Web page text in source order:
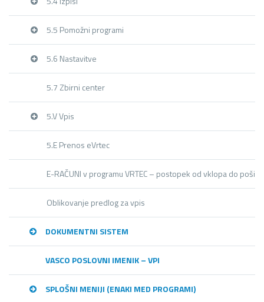
5.5 Pomožni programi
5.6 Nastavitve
5.7 Zbirni center
5.V Vpis
5.E Prenos eVrtec
E-RAČUNI v programu VRTEC – postopek od vklopa do
Oblikovanje predlog za vpis
DOKUMENTNI SISTEM
VASCO POSLOVNI IMENIK – VPI
SPLOŠNI MENIJI (ENAKI MED PROGRAMI)